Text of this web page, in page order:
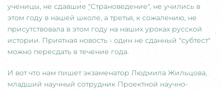
ученицы, не сдавшие "Страноведение", не учились в
этом году в нашей школе, а третья, к сожалению, не
присутствовала в этом году на наших уроках русской
истории. Приятная новость - один не сданный "субтест"
можно пересдать в течение года.
И вот что нам пишет экзаменатор Людмила Жильцова,
младший научный сотрудник Проектной научно-